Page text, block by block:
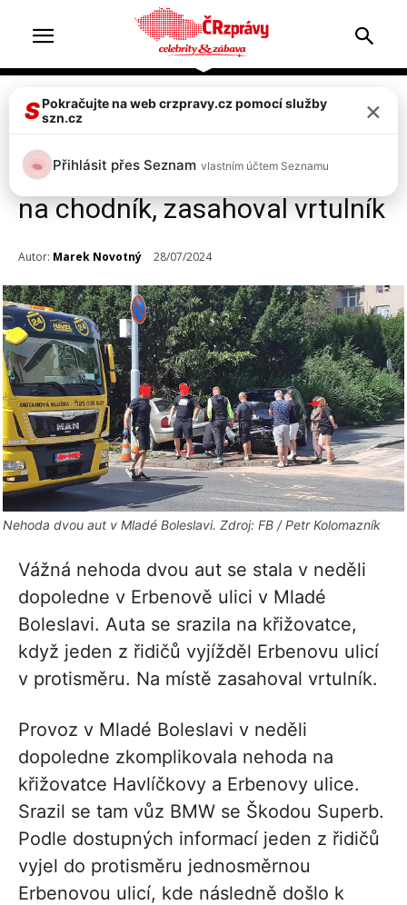
Doprava & nehody Top 2
FOTO, VIDEO: Vážná nehoda v
Mladé Boleslavi! Auta vletěla
na chodník, zasahoval vrtulník
Autor: Marek Novotný 28/07/2024
Nehoda dvou aut v Mladé Boleslavi. Zdroj: FB / Petr Kolomazník
Vážná nehoda dvou aut se stala v neděli
dopoledne v Erbenově ulici v Mladé
Boleslavi. Auta se srazila na křižovatce,
když jeden z řidičů vyjížděl Erbenovu ulicí
v protisměru. Na místě zasahoval vrtulník.
Provoz v Mladé Boleslavi v neděli
dopoledne zkomplikovala nehoda na
křižovatce Havlíčkovy a Erbenovy ulice.
Srazil se tam vůz BMW se Škodou Superb.
Podle dostupných informací jeden z řidičů
vyjel do protisměru jednosměrnou
Erbenovou ulicí, kde následně došlo k
SPokračujte na web crzpravy.cz pomocí služby
szn.cz
×
Přihlásit přes Seznam vlastním účtem Seznamu